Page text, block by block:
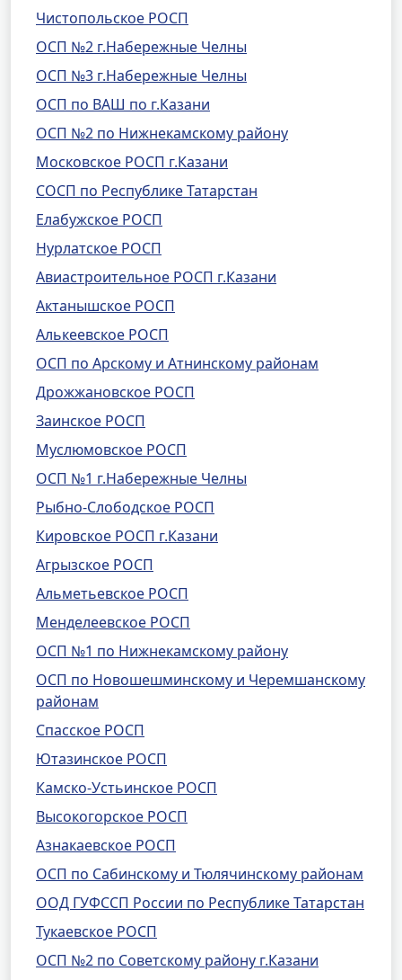
Чистопольское РОСП
ОСП №2 г.Набережные Челны
ОСП №3 г.Набережные Челны
ОСП по ВАШ по г.Казани
ОСП №2 по Нижнекамскому району
Московское РОСП г.Казани
СОСП по Республике Татарстан
Елабужское РОСП
Нурлатское РОСП
Авиастроительное РОСП г.Казани
Актанышское РОСП
Алькеевское РОСП
ОСП по Арскому и Атнинскому районам
Дрожжановское РОСП
Заинское РОСП
Муслюмовское РОСП
ОСП №1 г.Набережные Челны
Рыбно-Слободское РОСП
Кировское РОСП г.Казани
Агрызское РОСП
Альметьевское РОСП
Менделеевское РОСП
ОСП №1 по Нижнекамскому району
ОСП по Новошешминскому и Черемшанскому
районам
Спасское РОСП
Ютазинское РОСП
Камско-Устьинское РОСП
Высокогорское РОСП
Азнакаевское РОСП
ОСП по Сабинскому и Тюлячинскому районам
ООД ГУФССП России по Республике Татарстан
Тукаевское РОСП
ОСП №2 по Советскому району г.Казани